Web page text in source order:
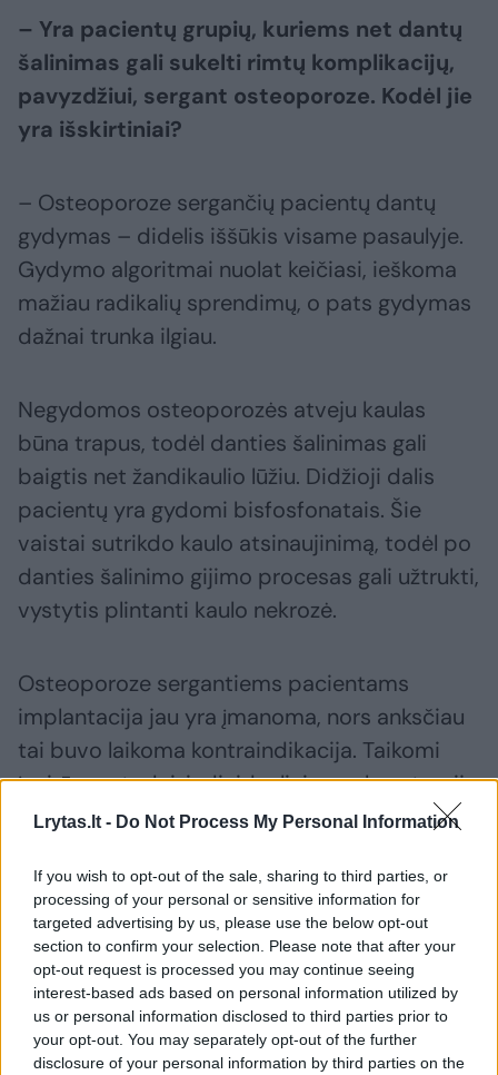
Lrytas.lt - Do Not Process My Personal Information
If you wish to opt-out of the sale, sharing to third parties, or
processing of your personal or sensitive information for
targeted advertising by us, please use the below opt-out
section to confirm your selection. Please note that after your
opt-out request is processed you may continue seeing
interest-based ads based on personal information utilized by
us or personal information disclosed to third parties prior to
your opt-out. You may separately opt-out of the further
disclosure of your personal information by third parties on the
– Yra pacientų grupių, kuriems net dantų
šalinimas gali sukelti rimtų komplikacijų,
pavyzdžiui, sergant osteoporoze. Kodėl jie
yra išskirtiniai?
– Osteoporoze sergančių pacientų dantų
gydymas – didelis iššūkis visame pasaulyje.
Gydymo algoritmai nuolat keičiasi, ieškoma
mažiau radikalių sprendimų, o pats gydymas
dažnai trunka ilgiau.
Negydomos osteoporozės atveju kaulas
būna trapus, todėl danties šalinimas gali
baigtis net žandikaulio lūžiu. Didžioji dalis
pacientų yra gydomi bisfosfonatais. Šie
vaistai sutrikdo kaulo atsinaujinimą, todėl po
danties šalinimo gijimo procesas gali užtrukti,
vystytis plintanti kaulo nekrozė.
Osteoporoze sergantiems pacientams
implantacija jau yra įmanoma, nors anksčiau
tai buvo laikoma kontraindikacija. Taikomi
įvairūs metodai, individualiai pagal anatomiją
gaminami implantai, kurie modeliuojami
duomenimis.
– Gydymas yra ilgas, dažnai pasikeičia ir
žmogaus išvaizda. Kaip apie tai kalbatės
su pacientais?